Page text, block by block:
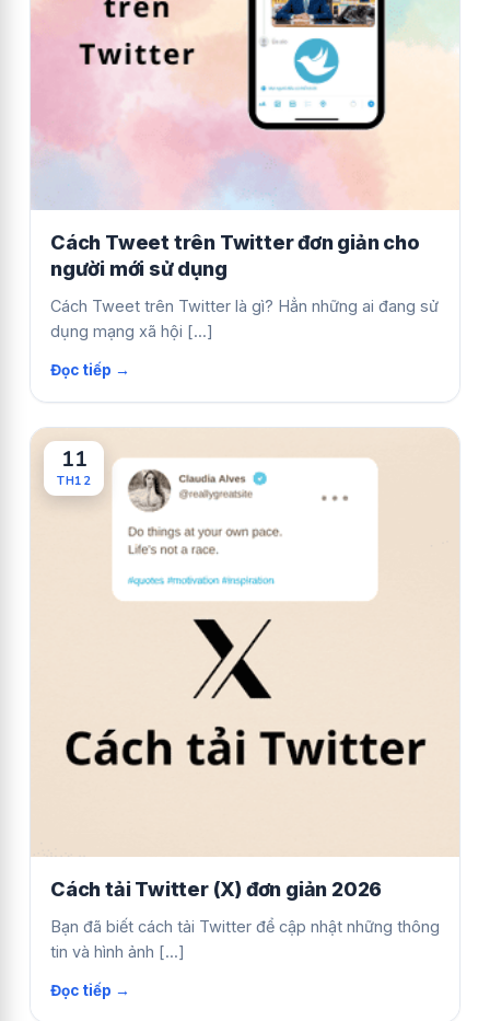
Cách Tweet trên Twitter đơn giản cho
người mới sử dụng
Cách Tweet trên Twitter là gì? Hẳn những ai đang sử
dụng mạng xã hội [...]
Cách tải Twitter (X) đơn giản 2026
Bạn đã biết cách tải Twitter để cập nhật những thông
tin và hình ảnh [...]
11
TH12